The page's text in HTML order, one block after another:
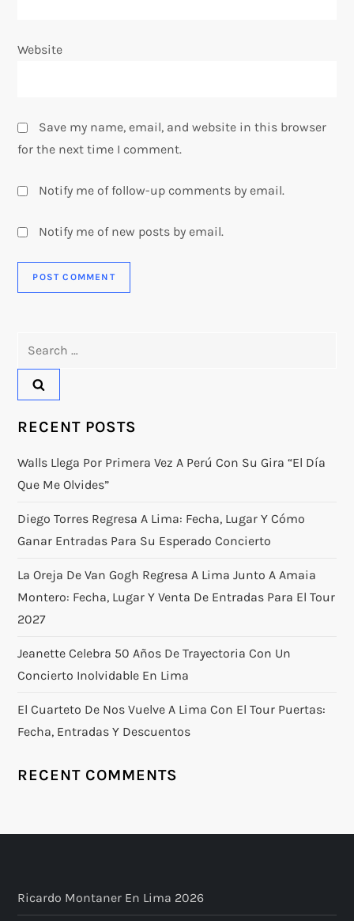
Website
Save my name, email, and website in this browser
for the next time I comment.
Notify me of follow-up comments by email.
Notify me of new posts by email.
RECENT POSTS
Walls Llega Por Primera Vez A Perú Con Su Gira “El Día
Que Me Olvides”
Diego Torres Regresa A Lima: Fecha, Lugar Y Cómo
Ganar Entradas Para Su Esperado Concierto
La Oreja De Van Gogh Regresa A Lima Junto A Amaia
Montero: Fecha, Lugar Y Venta De Entradas Para El Tour
2027
Jeanette Celebra 50 Años De Trayectoria Con Un
Concierto Inolvidable En Lima
El Cuarteto De Nos Vuelve A Lima Con El Tour Puertas:
Fecha, Entradas Y Descuentos
RECENT COMMENTS
Ricardo Montaner En Lima 2026